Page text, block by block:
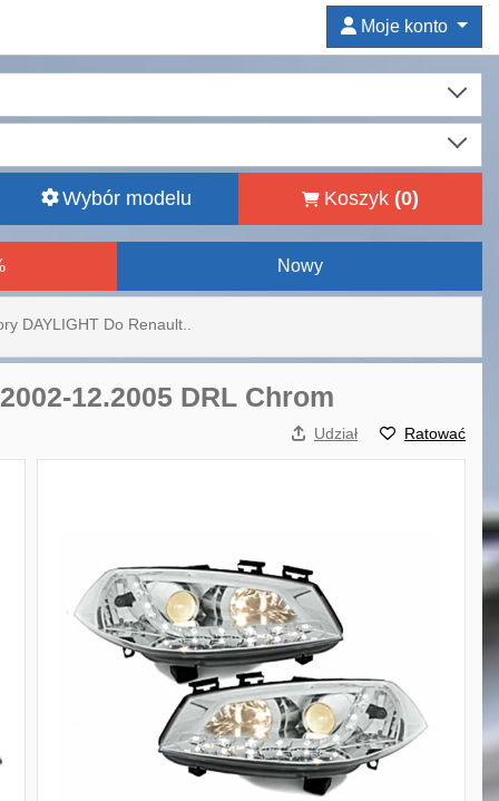
Moje konto
Wybór modelu Koszyk (0)
Nowy
DAYLIGHT Do Renault..
12.2005 DRL Chrom
Udział Ratować